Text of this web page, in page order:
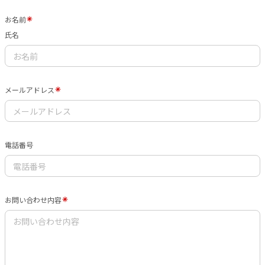
お名前
氏名
メールアドレス
電話番号
お問い合わせ内容